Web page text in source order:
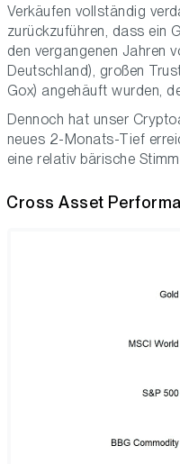
Verkäufen vollständig
zurückzuführen, dass ein
den vergangenen Jahren
Deutschland), großen
Gox) angehäuft wurden,
Dennoch hat unser
neues 2-Monats-Tief
eine relativ bärische
Cross Asset